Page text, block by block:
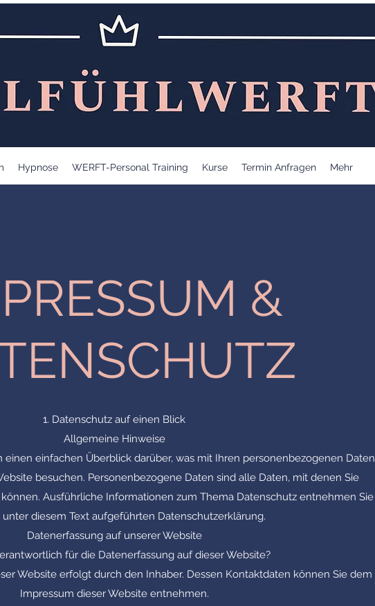
Hypnose WERFT-Personal Training Kurse Termin Anfragen Mehr
&
1. Datenschutz auf einen Blick
Allgemeine Hinweise
einfachen Überblick darüber, was mit Ihren personenbezogenen Daten
besuchen. Personenbezogene Daten sind alle Daten, mit denen Sie
Ausführliche Informationen zum Thema Datenschutz entnehmen Sie
unter diesem Text aufgeführten Datenschutzerklärung.
Datenerfassung auf unserer Website
für die Datenerfassung auf dieser Website?
Website erfolgt durch den Inhaber. Dessen Kontaktdaten können Sie dem
Impressum dieser Website entnehmen.